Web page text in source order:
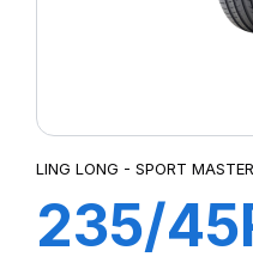
LING LONG - SPORT MASTER
235/